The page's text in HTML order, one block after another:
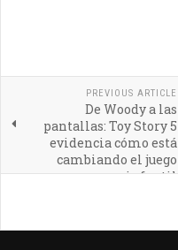
PREVIOUS ARTICLE
De Woody a las
pantallas: Toy Story 5
evidencia cómo está
cambiando el juego
infantil